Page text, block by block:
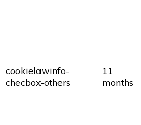
cookielawinfo-
checbox-others
11
months